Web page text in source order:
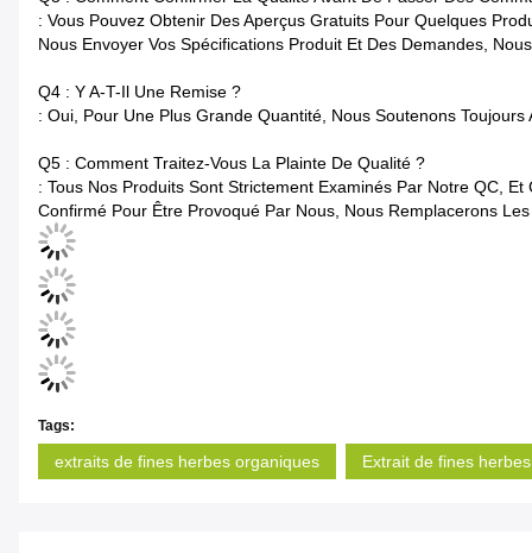
: Vous Pouvez Obtenir Des Aperçus Gratuits Pour Quelques
Nous Envoyer Vos Spécifications Produit Et Des Demandes,
Q4 : Y A-T-Il Une Remise ?
: Oui, Pour Une Plus Grande Quantité, Nous Soutenons Toujours
Q5 : Comment Traitez-Vous La Plainte De Qualité ?
: Tous Nos Produits Sont Strictement Examinés Par Notre QC,
Confirmé Pour Être Provoqué Par Nous, Nous Remplacerons
Tags:
extraits de fines herbes organiques Extrait de fines